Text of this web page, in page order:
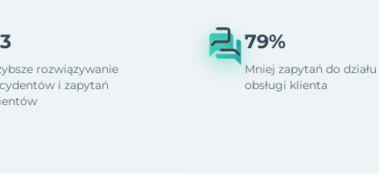
rozwiązywanie
i zapytań
79%
Mniej zapytań do działu
obsługi klienta